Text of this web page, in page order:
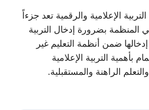
الإعلامية والرقمية تعد جزءاً
بضرورة إدخال التربية
ضمن أنظمة التعليم غير
بأهمية التربية الإعلامية
الراهنة والمستقبلية.